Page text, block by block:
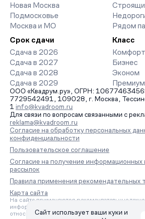
Новая Москва
Подмосковье
Москва и МО
Рядом
Срок сдачи
Сдача в 2026
Сдача в 2027
Сдача в 2028
Сдача в 2029
Класс
Комфорт
Бизнес
Эконом
Премиум
ООО «Квадрум.ру», ОГРН:
7729542491, 109028, г. Москва,
1 info@kvadroom.ru
Для связи по вопросам связанными с
reklama@kvadroom.ru
Согласие на обработку персональных
конфиденциальности
Пользовательское соглашение
Согласие на получение информационных
рассылок
Правила применения рекомендательных
Карта сайта
На сайте применяются рекомендательные
информации на основе сбора,
относящихся к предпочтениям пользователей
Сайт использует ваши куки и